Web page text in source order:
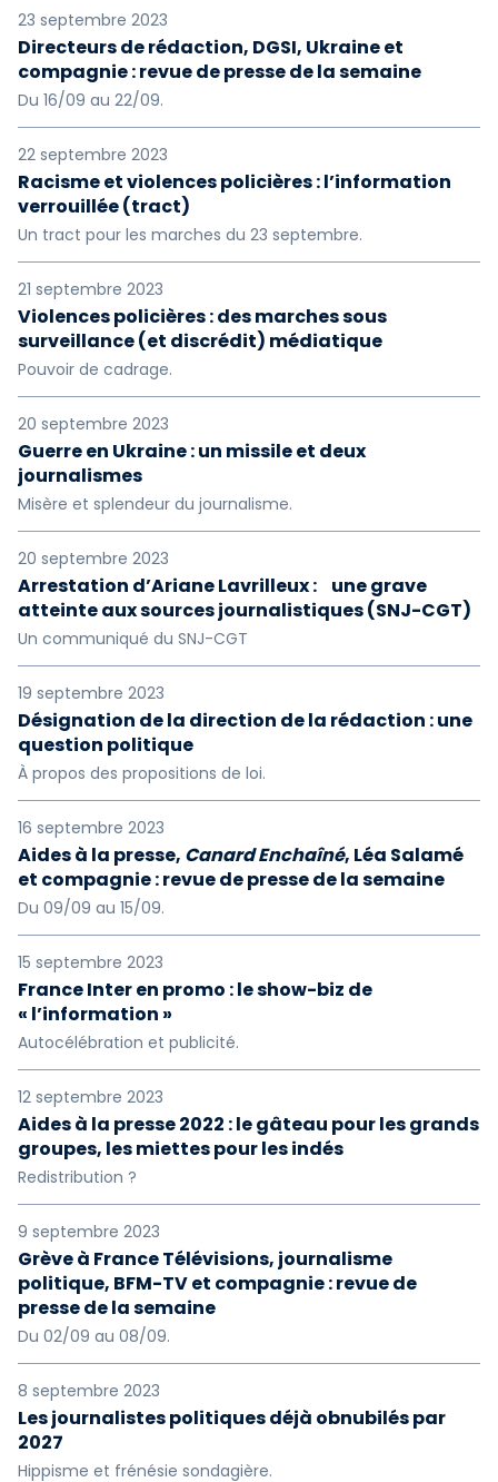
23 septembre 2023
Directeurs de rédaction, DGSI, Ukraine et
compagnie : revue de presse de la semaine
Du 16/09 au 22/09.
22 septembre 2023
Racisme et violences policières : l’information
verrouillée (tract)
Un tract pour les marches du 23 septembre.
21 septembre 2023
Violences policières : des marches sous
surveillance (et discrédit) médiatique
Pouvoir de cadrage.
20 septembre 2023
Guerre en Ukraine : un missile et deux
journalismes
Misère et splendeur du journalisme.
20 septembre 2023
Arrestation d’Ariane Lavrilleux : une grave
atteinte aux sources journalistiques (SNJ-CGT)
Un communiqué du SNJ-CGT
19 septembre 2023
Désignation de la direction de la rédaction : une
question politique
À propos des propositions de loi.
16 septembre 2023
Aides à la presse, Canard Enchaîné, Léa Salamé
et compagnie : revue de presse de la semaine
Du 09/09 au 15/09.
15 septembre 2023
France Inter en promo : le show-biz de
« l’information »
Autocélébration et publicité.
12 septembre 2023
Aides à la presse 2022 : le gâteau pour les grands
groupes, les miettes pour les indés
Redistribution ?
9 septembre 2023
Grève à France Télévisions, journalisme
politique, BFM-TV et compagnie : revue de
presse de la semaine
Du 02/09 au 08/09.
8 septembre 2023
Les journalistes politiques déjà obnubilés par
2027
Hippisme et frénésie sondagière.